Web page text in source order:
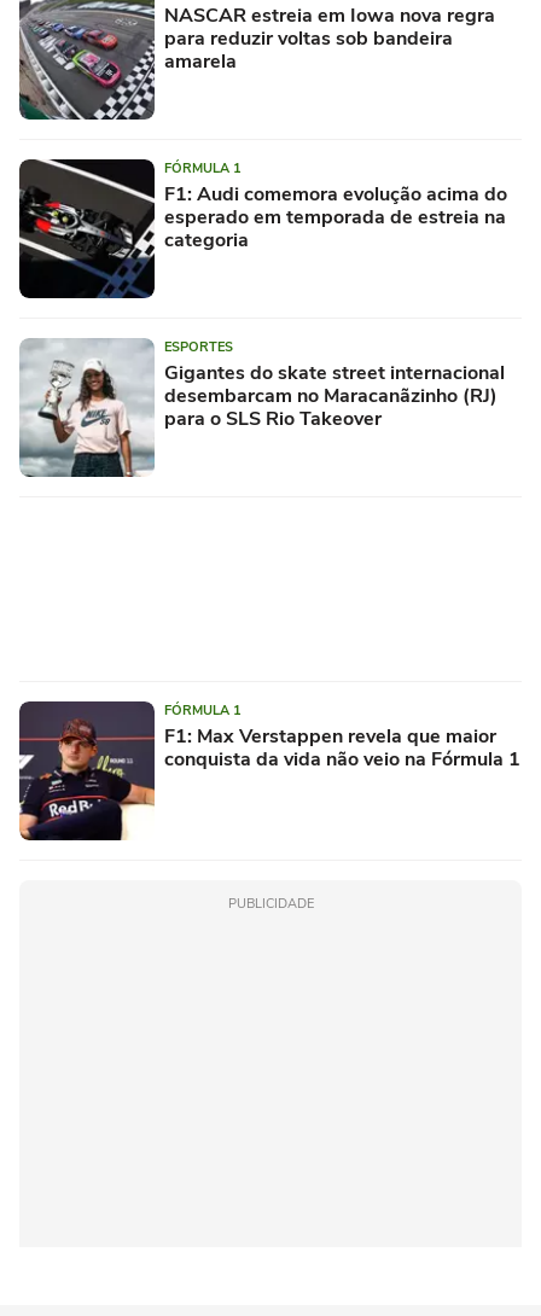
NASCAR estreia em Iowa nova regra
para reduzir voltas sob bandeira
amarela
FÓRMULA 1
F1: Audi comemora evolução acima do
esperado em temporada de estreia na
categoria
ESPORTES
Gigantes do skate street internacional
desembarcam no Maracanãzinho (RJ)
para o SLS Rio Takeover
FÓRMULA 1
F1: Max Verstappen revela que maior
conquista da vida não veio na Fórmula 1
PUBLICIDADE